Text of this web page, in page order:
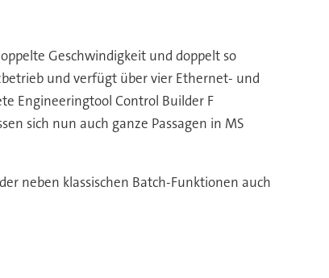
Geschwindigkeit und doppelt so
und verfügt über vier Ethernet- und
Engineeringtool Control Builder F
sich nun auch ganze Passagen in MS
neben klassischen Batch-Funktionen auch